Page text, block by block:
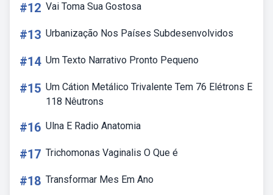
#12 Vai Toma Sua Gostosa
#13 Urbanização Nos Países Subdesenvolvidos
#14 Um Texto Narrativo Pronto Pequeno
#15 Um Cátion Metálico Trivalente Tem 76 Elétrons E
118 Nêutrons
#16 Ulna E Radio Anatomia
#17 Trichomonas Vaginalis O Que é
#18 Transformar Mes Em Ano